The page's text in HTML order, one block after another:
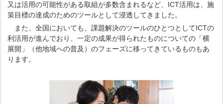
又は活用の可能性がある取組が多数含まれるなど、ICT活用は、施
策目標の達成のためのツールとして浸透してきました。
また、全国においても、課題解決のツールのひとつとしてICTの
利活用が進んでおり、一定の成果が得られたものについての「横
展開」（他地域への普及）のフェーズに移ってきているものもあ
ります。